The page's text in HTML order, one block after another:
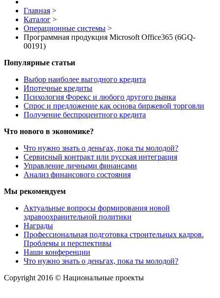
Главная >
Каталог >
Операционные системы >
Программная продукция Microsoft Office365 (6GQ-
00191)
Популярные статьи
Выбор наиболее выгодного кредита
Ипотечные кредиты
Психология Форекс и любого другого рынка
Спрос и предложение как основа биржевой торговли
Получение беспроцентного кредита
Что нового в экономике?
Что нужно знать о деньгах, пока ты молодой?
Сервисный контракт или русская интеграция
Управление личными финансами
Анализ финансового состояния
Мы рекомендуем
Актуальные вопросы формирования новой
здравоохранительной политики
Награды
Профессиональная подготовка строительных кадров.
Проблемы и перспективы
Наши конференции
Что нужно знать о деньгах, пока ты молодой?
Copyright 2016 © Национальные проекты